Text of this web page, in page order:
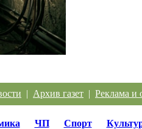
| Архив газет | Реклама и
ЧП Спорт